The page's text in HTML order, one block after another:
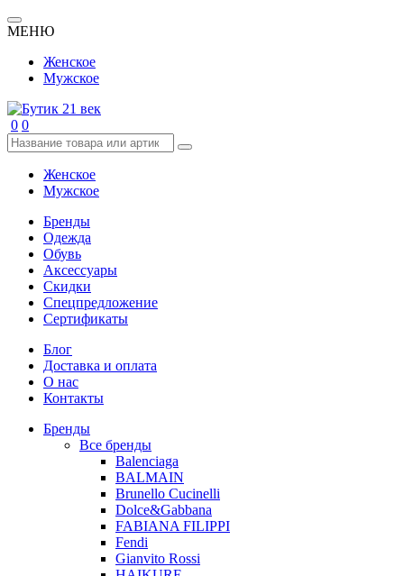
МЕНЮ
Женское
Мужское
0 0
Женское
Мужское
Бренды
Одежда
Обувь
Аксессуары
Скидки
Спецпредложение
Сертификаты
Блог
Доставка и оплата
О нас
Контакты
Бренды
Все бренды
Balenciaga
BALMAIN
Brunello Cucinelli
Dolce&Gabbana
FABIANA FILIPPI
Fendi
Gianvito Rossi